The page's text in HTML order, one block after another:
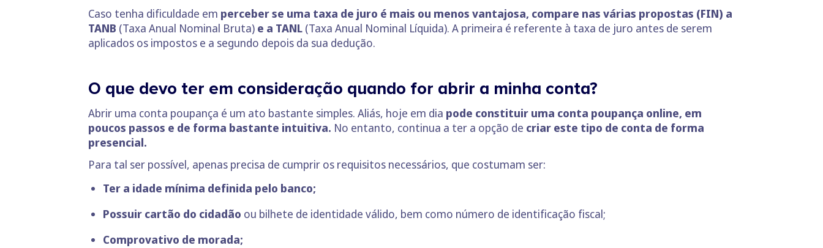
Caso tenha dificuldade em perceber se uma taxa de juro é mais ou menos vantajosa, compare nas várias propostas (FIN) a
TANB (Taxa Anual Nominal Bruta) e a TANL (Taxa Anual Nominal Líquida). A primeira é referente à taxa de juro antes de serem
aplicados os impostos e a segundo depois da sua dedução.
O que devo ter em consideração quando for abrir a minha conta?
Abrir uma conta poupança é um ato bastante simples. Aliás, hoje em dia pode constituir uma conta poupança online, em
poucos passos e de forma bastante intuitiva. No entanto, continua a ter a opção de criar este tipo de conta de forma
presencial.
Para tal ser possível, apenas precisa de cumprir os requisitos necessários, que costumam ser:
Ter a idade mínima definida pelo banco;
Possuir cartão do cidadão ou bilhete de identidade válido, bem como número de identificação fiscal;
Comprovativo de morada;